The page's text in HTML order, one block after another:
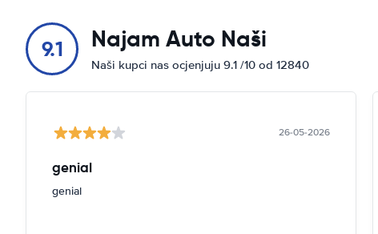
9.1 Najam Auto Naši
Naši kupci nas ocjenjuju 9.1 /10 od 12840
26-05-2026
genial
genial